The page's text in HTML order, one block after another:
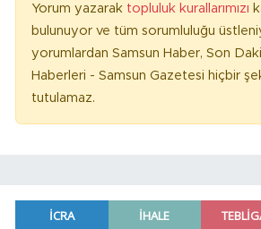
Yorum yazarak topluluk kurallarımızı
bulunuyor ve tüm sorumluluğu
yorumlardan Samsun Haber, Son
Haberleri - Samsun Gazetesi hiçbir
tutulamaz.